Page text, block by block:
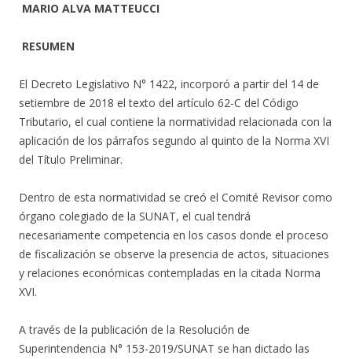
MARIO ALVA MATTEUCCI
RESUMEN
El Decreto Legislativo N° 1422, incorporó a partir del 14 de
setiembre de 2018 el texto del artículo 62-C del Código
Tributario, el cual contiene la normatividad relacionada con la
aplicación de los párrafos segundo al quinto de la Norma XVI
del Título Preliminar.
Dentro de esta normatividad se creó el Comité Revisor como
órgano colegiado de la SUNAT, el cual tendrá
necesariamente competencia en los casos donde el proceso
de fiscalización se observe la presencia de actos, situaciones
y relaciones económicas contempladas en la citada Norma
XVI.
A través de la publicación de la Resolución de
Superintendencia N° 153-2019/SUNAT se han dictado las